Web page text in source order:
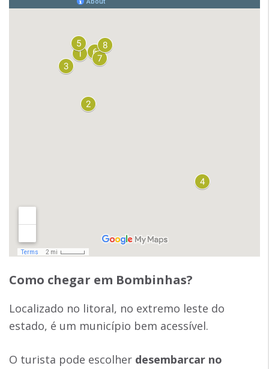
Como chegar em Bombinhas?
Localizado no litoral, no extremo leste do
estado, é um município bem acessível.
O turista pode escolher desembarcar no